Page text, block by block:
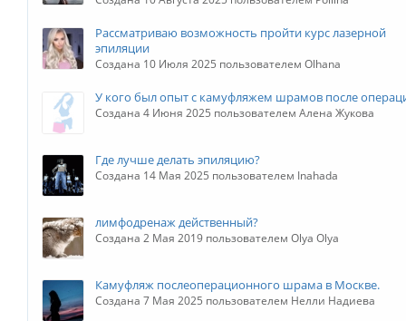
Рассматриваю возможность пройти курс лазерной
эпиляции
Создана 10 Июля 2025 пользователем Olhana
У кого был опыт с камуфляжем шрамов после
Создана 4 Июня 2025 пользователем Алена Жукова
Где лучше делать эпиляцию?
Создана 14 Мая 2025 пользователем Inahada
лимфодренаж действенный?
Создана 2 Мая 2019 пользователем Olya Olya
Камуфляж послеоперационного шрама в Москве.
Создана 7 Мая 2025 пользователем Нелли Надиева